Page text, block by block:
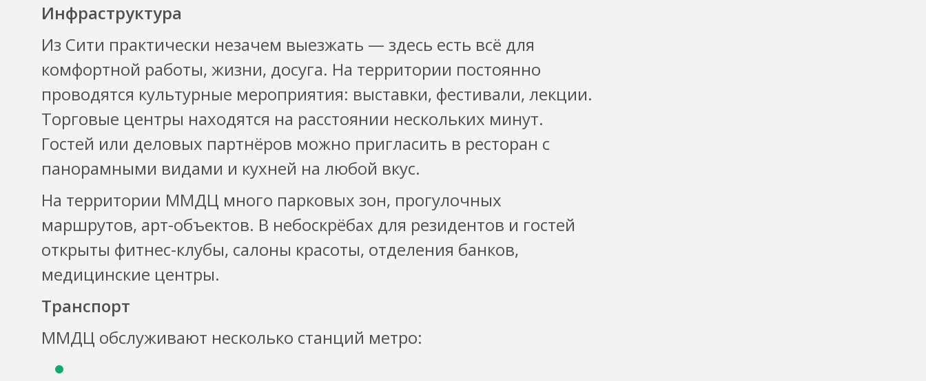
Инфраструктура
Из Сити практически незачем выезжать — здесь есть всё для
комфортной работы, жизни, досуга. На территории постоянно
проводятся культурные мероприятия: выставки, фестивали, лекции.
Торговые центры находятся на расстоянии нескольких минут.
Гостей или деловых партнёров можно пригласить в ресторан с
панорамными видами и кухней на любой вкус.
На территории ММДЦ много парковых зон, прогулочных
маршрутов, арт-объектов. В небоскрёбах для резидентов и гостей
открыты фитнес-клубы, салоны красоты, отделения банков,
медицинские центры.
Транспорт
ММДЦ обслуживают несколько станций метро: